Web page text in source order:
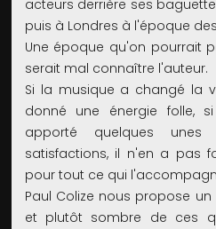
acteurs derrière ses
puis à Londres à l'époque
Une époque qu'on pourrait
serait mal connaître l'auteur.
Si la musique a changé la
donné une énergie folle,
apporté quelques
satisfactions, il n'en a pas
pour tout ce qui
Paul Colize nous propose
et plutôt sombre de ces